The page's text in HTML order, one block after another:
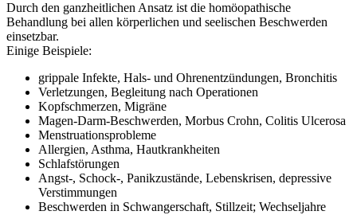
Durch den ganzheitlichen Ansatz ist die homöopathische
Behandlung bei allen körperlichen und seelischen Beschwerden
einsetzbar.
Einige Beispiele:
grippale Infekte, Hals- und Ohrenentzündungen, Bronchitis
Verletzungen, Begleitung nach Operationen
Kopfschmerzen, Migräne
Magen-Darm-Beschwerden, Morbus Crohn, Colitis Ulcerosa
Menstruationsprobleme
Allergien, Asthma, Hautkrankheiten
Schlafstörungen
Angst-, Schock-, Panikzustände, Lebenskrisen, depressive
Verstimmungen
Beschwerden in Schwangerschaft, Stillzeit; Wechseljahre